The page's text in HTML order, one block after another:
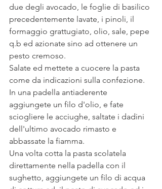
due degli avocado, le foglie di basilico
precedentemente lavate, i pinoli, il
formaggio grattugiato, olio, sale, pepe
q.b ed azionate sino ad ottenere un
pesto cremoso.
Salate ed mettete a cuocere la pasta
come da indicazioni sulla confezione.
In una padella antiaderente
aggiungete un filo d'olio, e fate
sciogliere le acciughe, saltate i dadini
dell'ultimo avocado rimasto e
abbassate la fiamma.
Una volta cotta la pasta scolatela
direttamente nella padella con il
sughetto, aggiungete un filo di acqua